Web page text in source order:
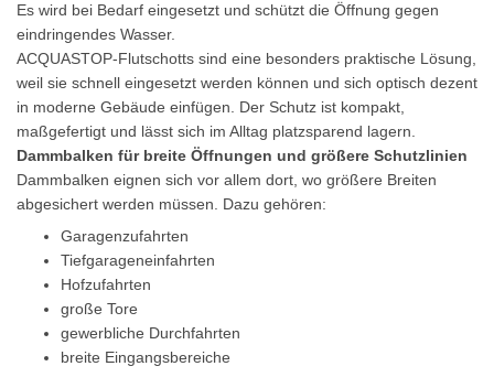
Es wird bei Bedarf eingesetzt und schützt die Öffnung gegen
eindringendes Wasser.
ACQUASTOP-Flutschotts sind eine besonders praktische Lösung,
weil sie schnell eingesetzt werden können und sich optisch dezent
in moderne Gebäude einfügen. Der Schutz ist kompakt,
maßgefertigt und lässt sich im Alltag platzsparend lagern.
Dammbalken für breite Öffnungen und größere Schutzlinien
Dammbalken eignen sich vor allem dort, wo größere Breiten
abgesichert werden müssen. Dazu gehören:
Garagenzufahrten
Tiefgarageneinfahrten
Hofzufahrten
große Tore
gewerbliche Durchfahrten
breite Eingangsbereiche